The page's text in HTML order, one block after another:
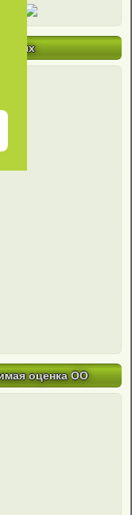
оценка ОО